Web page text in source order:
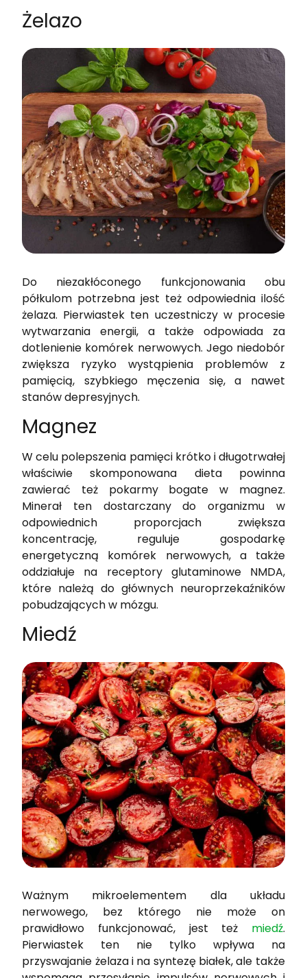
Żelazo
Do niezakłóconego funkcjonowania obu
półkulom potrzebna jest też odpowiednia ilość
żelaza. Pierwiastek ten uczestniczy w procesie
wytwarzania energii, a także odpowiada za
dotlenienie komórek nerwowych. Jego niedobór
zwiększa ryzyko wystąpienia problemów z
pamięcią, szybkiego męczenia się, a nawet
stanów depresyjnych.
Magnez
W celu polepszenia pamięci krótko i długotrwałej
właściwie skomponowana dieta powinna
zawierać też pokarmy bogate w magnez.
Minerał ten dostarczany do organizmu w
odpowiednich proporcjach zwiększa
koncentrację, reguluje gospodarkę
energetyczną komórek nerwowych, a także
oddziałuje na receptory glutaminowe NMDA,
które należą do głównych neuroprzekaźników
pobudzających w mózgu.
Miedź
Ważnym mikroelementem dla układu
nerwowego, bez którego nie może on
prawidłowo funkcjonować, jest też miedź.
Pierwiastek ten nie tylko wpływa na
przyswajanie żelaza i na syntezę białek, ale także